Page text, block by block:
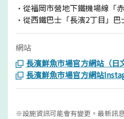
·從福岡市營地下鐵機場線「
·從西鐵巴士「長濱2丁目」
網站
長濱鮮魚市場官方網站（日
長濱鮮魚市場官方網站
※設施資訊可能會有變更。最新訊